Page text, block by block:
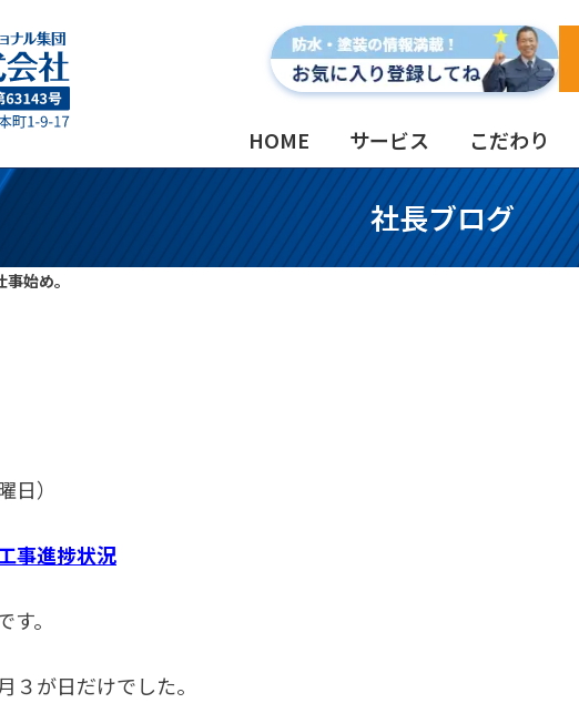
HOME サービス こだわり
社長ブログ
事始め。
）
事進捗状況
。
３が日だけでした。